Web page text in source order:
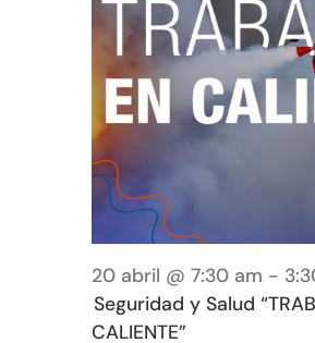
20 abril @ 7:30 am -
Seguridad y Salud
CALIENTE”